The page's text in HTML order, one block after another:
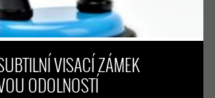
VISACÍ ZÁMEK
ODOLNOSTÍ